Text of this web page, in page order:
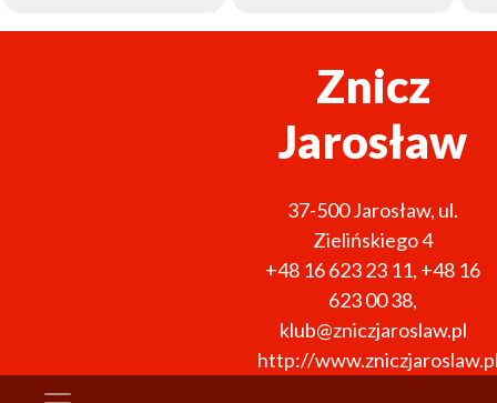
Znicz
Jarosław
37-500Jarosław, ul.
Zielińskiego 4
+48 16 623 23 11, +48 16
623 00 38,
klub@zniczjaroslaw.pl
http://